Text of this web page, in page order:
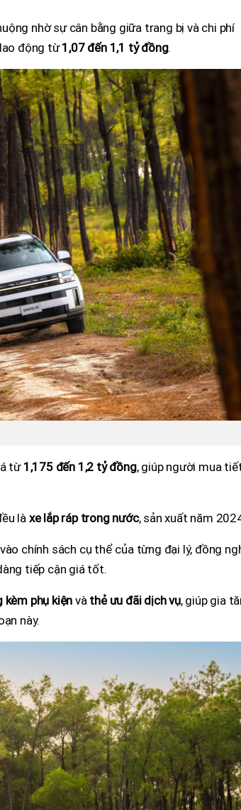
nhờ sự cân bằng giữa trang bị và chi phí
động từ1,07 đến 1,1 tỷ đồng.
từ 1,175 đến 1,2 tỷ đồng, giúp người mua
là xe lắp ráp trong nước, sản xuất năm
chính sách cụ thể của từng đại lý, đồng
tiếp cận giá tốt.
kèm phụ kiện và thẻ ưu đãi dịch vụ, giúp gia
này.